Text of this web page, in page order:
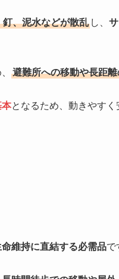
、泥水などが散乱 し、
避難所への移動や長距
本となるため、動きやす
命維持に直結する必需品で